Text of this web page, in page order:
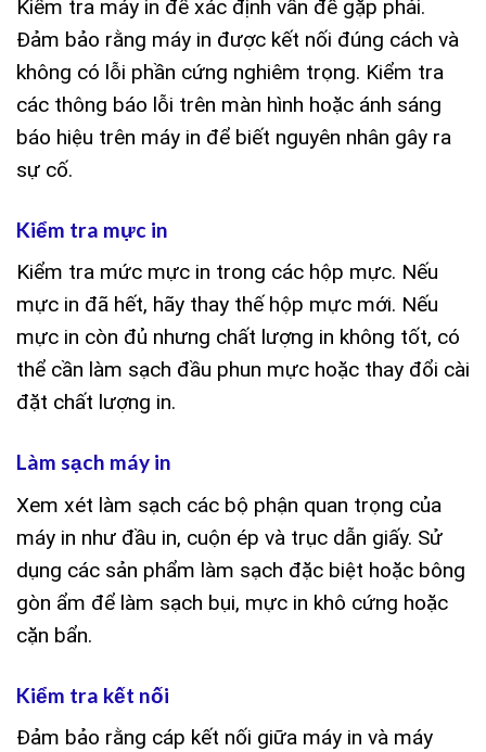
Kiểm tra máy in để xác định vấn đề gặp phải.
Đảm bảo rằng máy in được kết nối đúng cách và
không có lỗi phần cứng nghiêm trọng. Kiểm tra
các thông báo lỗi trên màn hình hoặc ánh sáng
báo hiệu trên máy in để biết nguyên nhân gây ra
sự cố.
Kiểm tra mực in
Kiểm tra mức mực in trong các hộp mực. Nếu
mực in đã hết, hãy thay thế hộp mực mới. Nếu
mực in còn đủ nhưng chất lượng in không tốt, có
thể cần làm sạch đầu phun mực hoặc thay đổi cài
đặt chất lượng in.
Làm sạch máy in
Xem xét làm sạch các bộ phận quan trọng của
máy in như đầu in, cuộn ép và trục dẫn giấy. Sử
dụng các sản phẩm làm sạch đặc biệt hoặc bông
gòn ẩm để làm sạch bụi, mực in khô cứng hoặc
cặn bẩn.
Kiểm tra kết nối
Đảm bảo rằng cáp kết nối giữa máy in và máy